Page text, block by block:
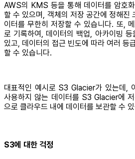
AWS의 KMS 등을 통해 데이터를 암호
할 수 있으며, 객체의 저장 공간에 정해진
이터를 무한히 저장할 수 있습니다. 또,
로 기록하여, 데이터의 백업, 아카이빙
있고, 데이터의 접근 빈도에 따라 여러 등
할 수 있습니다.
대표적인 예시로 S3 Glacier가 있는데,
사용하지 않는 데이터를 S3 Glacier에
으로 클라우드 내에 데이터를 보관할 수
S3에 대한 걱정